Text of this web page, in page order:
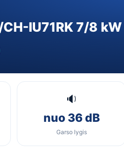
IU71RK 7/8
🔉
nuo 36 dB
Garso lygis